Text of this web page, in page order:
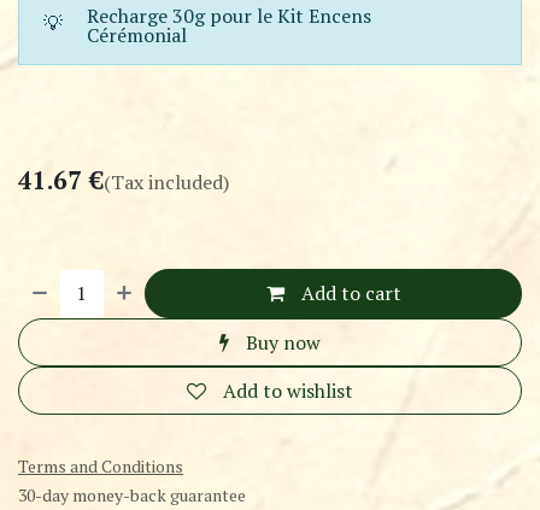
💡 Recharge 30g pour le Kit Encens
Cérémonial
41.67 €(Tax included)
Add to cart
Buy now
Add to wishlist
Terms and Conditions
30-day money-back guarantee